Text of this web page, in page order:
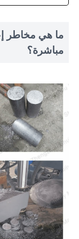
ما هي مخاطر
مباشرة؟